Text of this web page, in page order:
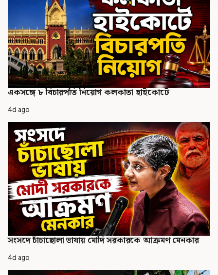
একসঙ্গে ৮ বিচারপতি নিয়োগ কলকাতা হাইকোর্টে
4d ago
সংসদে চাঁচাছোলা ভাষায় মোদি সরকারকে আক্রমণ মেনকার
4d ago